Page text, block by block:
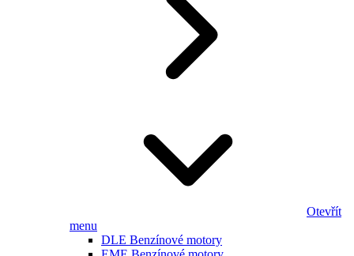
Otevřít
menu
DLE Benzínové motory